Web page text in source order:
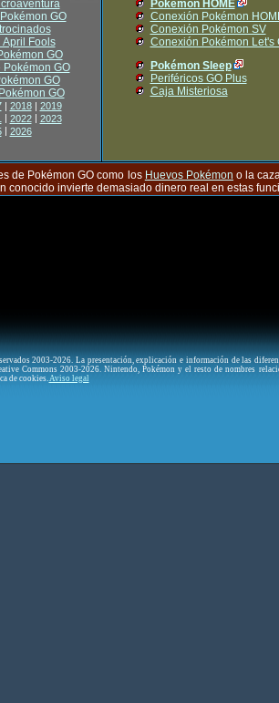
GO
April Fools
GO
Pokémon GO
GO
GO
| 2018| 2019
| 2022| 2023
| 2026
Pokémon HOME
Conexión Pokémon
Conexión Pokémon SV
Conexión Pokémon Let's
Pokémon Sleep
Periféricos GO Plus
Caja Misteriosa
de Pokémon GO como los Huevos Pokémon o la
conocido invierte demasiado dinero real en estas
2003-2026. La presentación, explicación e información de las
Commons 2003-2026. Nintendo, Pokémon y el resto de nombres
de cookies. Aviso legal